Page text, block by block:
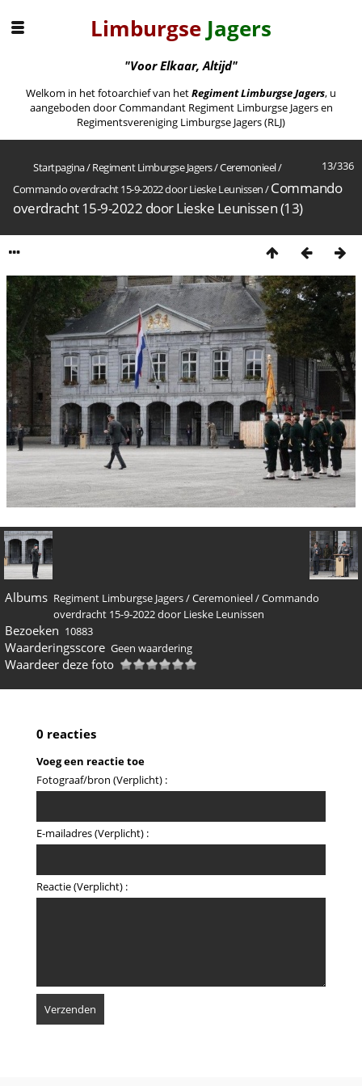
Limburgse Jagers
"Voor Elkaar, Altijd"
Welkom in het fotoarchief van hetRegiment Limburgse Jagers, u
aangeboden door Commandant Regiment Limburgse Jagers en
Regimentsvereniging Limburgse Jagers (RLJ)
13/336
Startpagina/Regiment Limburgse Jagers/Ceremonieel/
Commando overdracht 15-9-2022 door Lieske Leunissen/Commando
overdracht 15-9-2022 door Lieske Leunissen (13)
Albums Regiment Limburgse Jagers/Ceremonieel/Commando
overdracht 15-9-2022 door Lieske Leunissen
Bezoeken 10883
Waarderingsscore Geen waardering
Waardeer deze foto
0 reacties
Voeg een reactie toe
Fotograaf/bron (Verplicht) :
E-mailadres (Verplicht) :
Reactie (Verplicht) :